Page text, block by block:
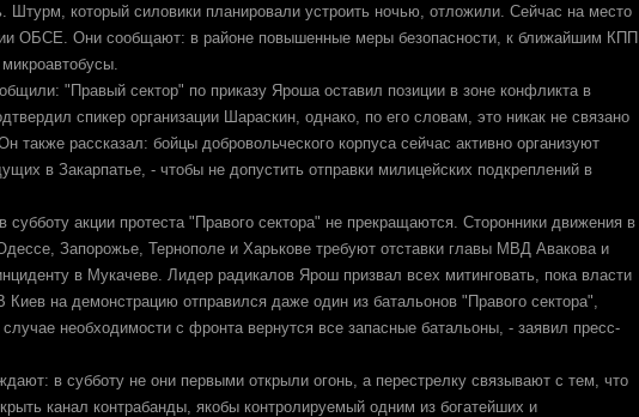
Штурм, который силовики планировали устроить ночью, отложили. Сейчас на место
ОБСЕ. Они сообщают: в районе повышенные меры безопасности, к ближайшим КПП
"Правый сектор" по приказу Яроша оставил позиции в зоне конфликта в
спикер организации Шараскин, однако, по его словам, это никак не связано
также рассказал: бойцы добровольческого корпуса сейчас активно организуют
в Закарпатье, - чтобы не допустить отправки милицейских подкреплений в
акции протеста "Правого сектора" не прекращаются. Сторонники движения в
Запорожье, Тернополе и Харькове требуют отставки главы МВД Авакова и
в Мукачеве. Лидер радикалов Ярош призвал всех митинговать, пока власти
Киев на демонстрацию отправился даже один из батальонов "Правого сектора",
необходимости с фронта вернутся все запасные батальоны, - заявил пресс-
в субботу не они первыми открыли огонь, а перестрелку связывают с тем, что
канал контрабанды, якобы контролируемый одним ​из богатейших и